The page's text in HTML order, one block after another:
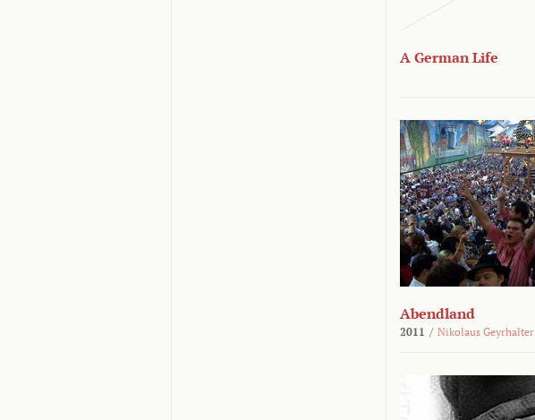
A German Life
Abendland
2011 / Nikolaus Geyrhalter